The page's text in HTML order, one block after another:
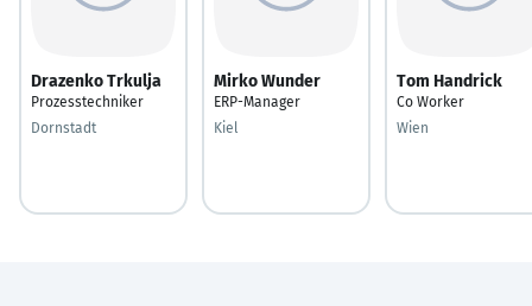
Drazenko Trkulja
Prozesstechniker
Dornstadt
Mirko Wunder
ERP-Manager
Kiel
Tom Handrick
Co Worker
Wien